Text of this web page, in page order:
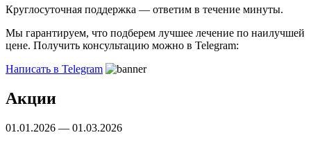
Круглосуточная поддержка — ответим в течение минуты.
Мы гарантируем, что подберем лучшее лечение по наилучшей
цене. Получить консультацию можно в Telegram:
Написать в Telegram
Акции
01.01.2026 — 01.03.2026